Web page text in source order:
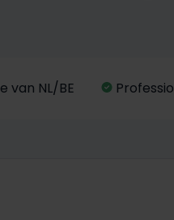
van NL/BE